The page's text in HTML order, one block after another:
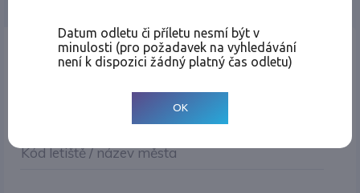
Místo odletu
Kód letiště / název města
Datum odletu či příletu nesmí být v
minulosti (pro požadavek na vyhledávání
není k dispozici žádný platný čas odletu)
OK